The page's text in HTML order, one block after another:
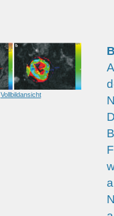
Vollbildansicht